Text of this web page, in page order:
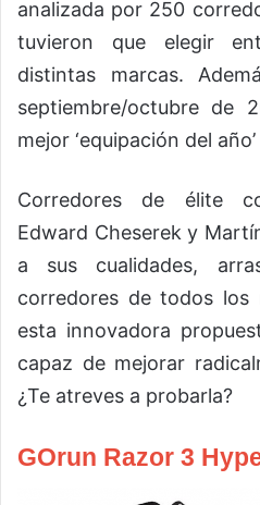
analizada por 250
tuvieron que elegir
distintas marcas.
septiembre/octubre de
mejor ‘equipación del año’
Corredores de élite
Edward Cheserek y
a sus cualidades,
corredores de todos los
esta innovadora
capaz de mejorar
¿Te atreves a probarla?
GOrun Razor 3